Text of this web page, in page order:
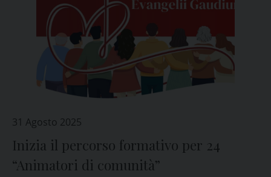
31 Agosto 2025
Inizia il percorso formativo per 24
“Animatori di comunità”